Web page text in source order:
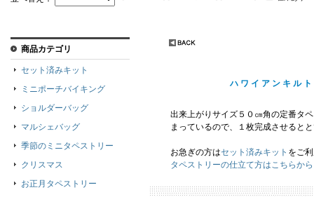
ハワイアンキル
出来上がりサイズ５０㎝角の定番タ
まっているので、
１枚完成させると
お急ぎの方はセット済みキット をご
タペストリーの仕立て方はこちらから
商品カテゴリ
セット済みキット
ミニポーチバイキング
ショルダーバッグ
マルシェバッグ
季節のミニタペストリー
クリスマス
お正月タペストリー